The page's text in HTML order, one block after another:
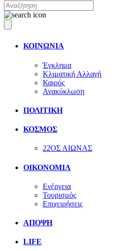
ΚΟΙΝΩΝΙΑ
Έγκλημα
Κλιματική Αλλαγή
Καιρός
Ανακύκλωση
ΠΟΛΙΤΙΚΗ
ΚΟΣΜΟΣ
22ΟΣ ΑΙΩΝΑΣ
ΟΙΚΟΝΟΜΙΑ
Ενέργεια
Τουρισμός
Επιχειρήσεις
ΑΠΟΨΗ
LIFE